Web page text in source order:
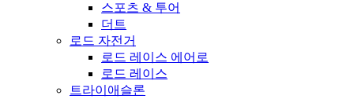
스포츠 & 투어
더트
로드 자전거
로드 레이스 에어로
로드 레이스
트라이애슬론